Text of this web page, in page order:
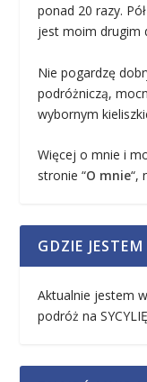
ponad 20 razy.
jest moim drugim
Nie pogardzę
podróżniczą,
wybornym
Więcej o mnie i
stronie “O mnie“,
GDZIE
Aktualnie jestem
podróż na